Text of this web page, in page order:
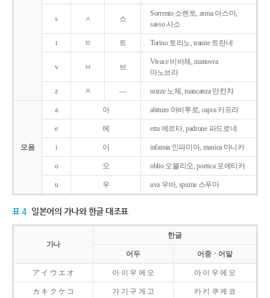
s ㅅ 스
Sorrento 소렌토, asma 아스마,
sasso 사소
t ㅌ 트 Torino 토리노, tranne 트란네
v ㅂ 브
Vivace 비바체, manovra
마노브라
z ㅊ ― nozze 노체, mancanza 만칸차
모음
a 아 abituro 아비투로, capra 카프라
e 에 erta 에르타, padrone 파드로네
i 이 infamia 인파미아, manica 마니카
o 오 oblio 오블리오, poetica 포에티카
u 우 uva 우바, spuma 스푸마
표 4 일본어의 가나와 한글 대조표
가나
한글
어두 어중ㆍ어말
ア イ ウ エ オ 아 이 우 에 오 아 이 우 에 오
カ キ ク ケ コ 가 기 구 게 고 카 키 쿠 케 코